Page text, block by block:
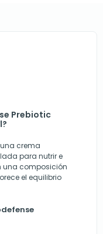
Prebiotic
crema
para nutrir e
una composición
el equilibrio